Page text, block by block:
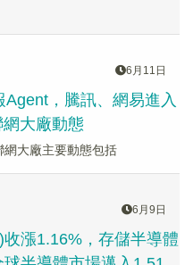
6月11日
，騰訊、網易進入
大廠動態
大廠主要動態包括
6月9日
漲1.16%，存儲半導體